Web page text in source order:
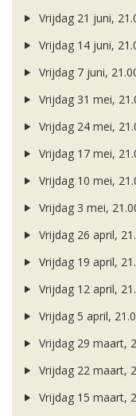
Vrijdag 21 juni,
Vrijdag 14 juni,
Vrijdag 7 juni,
Vrijdag 31 mei,
Vrijdag 24 mei,
Vrijdag 17 mei,
Vrijdag 10 mei,
Vrijdag 3 mei,
Vrijdag 26 april,
Vrijdag 19 april,
Vrijdag 12 april,
Vrijdag 5 april,
Vrijdag 29 maart,
Vrijdag 22 maart,
Vrijdag 15 maart,